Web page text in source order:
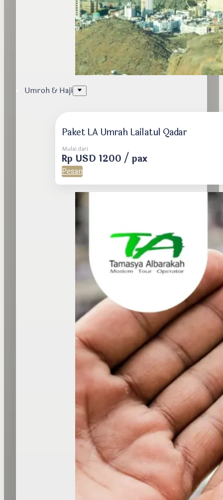
Umroh & Haji
Paket LA Umrah Lailatul Qadar
Mulai dari
Rp USD 1200 / pax
Pesan